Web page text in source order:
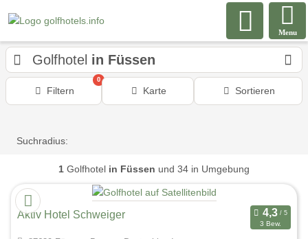
Menu
Golfhotel in Füssen
Filtern
0
Karte Sortieren
Suchradius:
1 Golfhotel in Füssen und 34 in Umgebung
Aktiv Hotel Schweiger
3 Bew.